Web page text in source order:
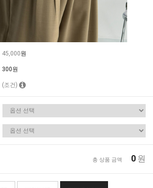
45,000원
300원
(조건)
총 상품 금액 0 원